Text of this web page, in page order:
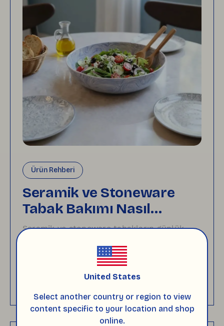
United States
Select another country or region to view
content specific to your location and shop
online.
Ürün Rehberi
Seramik ve Stoneware
Tabak Bakımı Nasıl
Yapılır?
Seramik ve stoneware tabakların günlük
temizlik, kurutma, saklama ve ürün
özelindeki bakım bilgilerine dikkat